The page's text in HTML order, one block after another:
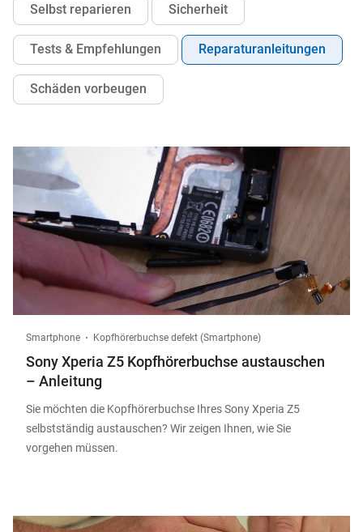
Selbst reparieren Sicherheit
Tests & Empfehlungen Reparaturanleitungen
Schäden vorbeugen
Smartphone Kopfhörerbuchse defekt (Smartphone)
Sony Xperia Z5 Kopfhörerbuchse austauschen
– Anleitung
Sie möchten die Kopfhörerbuchse Ihres Sony Xperia Z5
selbstständig austauschen? Wir zeigen Ihnen, wie Sie
vorgehen müssen.